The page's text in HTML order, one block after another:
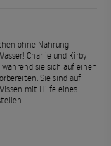
ohne Nahrung
Charlie und Kirby
sie sich auf einen
Sie sind auf
mit Hilfe eines